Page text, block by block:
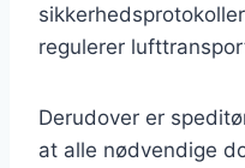
regulerer
Derudover er
at alle nødvendige